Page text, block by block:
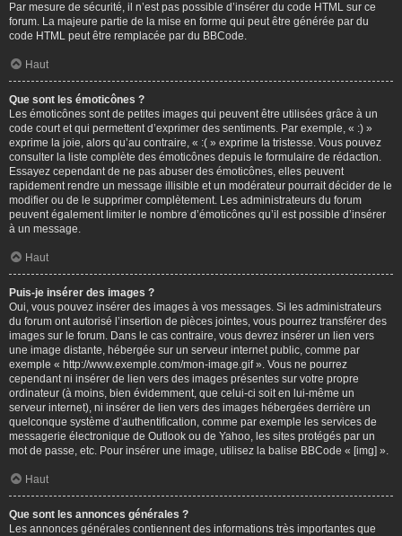
Par mesure de sécurité, il n’est pas possible d’insérer du code HTML sur ce
forum. La majeure partie de la mise en forme qui peut être générée par du
code HTML peut être remplacée par du BBCode.
Haut
Que sont les émoticônes ?
Les émoticônes sont de petites images qui peuvent être utilisées grâce à un
code court et qui permettent d’exprimer des sentiments. Par exemple, « :) »
exprime la joie, alors qu’au contraire, « :( » exprime la tristesse. Vous pouvez
consulter la liste complète des émoticônes depuis le formulaire de rédaction.
Essayez cependant de ne pas abuser des émoticônes, elles peuvent
rapidement rendre un message illisible et un modérateur pourrait décider de le
modifier ou de le supprimer complètement. Les administrateurs du forum
peuvent également limiter le nombre d’émoticônes qu’il est possible d’insérer
à un message.
Haut
Puis-je insérer des images ?
Oui, vous pouvez insérer des images à vos messages. Si les administrateurs
du forum ont autorisé l’insertion de pièces jointes, vous pourrez transférer des
images sur le forum. Dans le cas contraire, vous devrez insérer un lien vers
une image distante, hébergée sur un serveur internet public, comme par
exemple « http://www.exemple.com/mon-image.gif ». Vous ne pourrez
cependant ni insérer de lien vers des images présentes sur votre propre
ordinateur (à moins, bien évidemment, que celui-ci soit en lui-même un
serveur internet), ni insérer de lien vers des images hébergées derrière un
quelconque système d’authentification, comme par exemple les services de
messagerie électronique de Outlook ou de Yahoo, les sites protégés par un
mot de passe, etc. Pour insérer une image, utilisez la balise BBCode « [img] ».
Haut
Que sont les annonces générales ?
Les annonces générales contiennent des informations très importantes que